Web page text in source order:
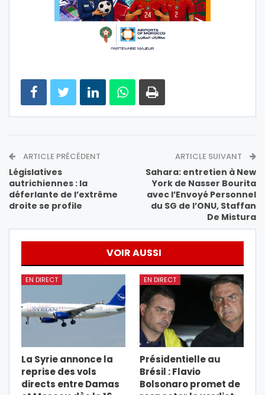
ARTICLE PRÉCÉDENT
Législatives
autrichiennes : la
déferlante de l’extrême
droite se profile
ARTICLE SUIVANT
Sahara: entretien à New
York de Nasser Bourita
avec l’Envoyé Personnel
du SG de l’ONU, Staffan
De Mistura
VOIR AUSSI
EN DIRECT
La Syrie annonce la
reprise des vols
directs entre Damas
EN DIRECT
Présidentielle au
Brésil : Flavio
Bolsonaro promet de